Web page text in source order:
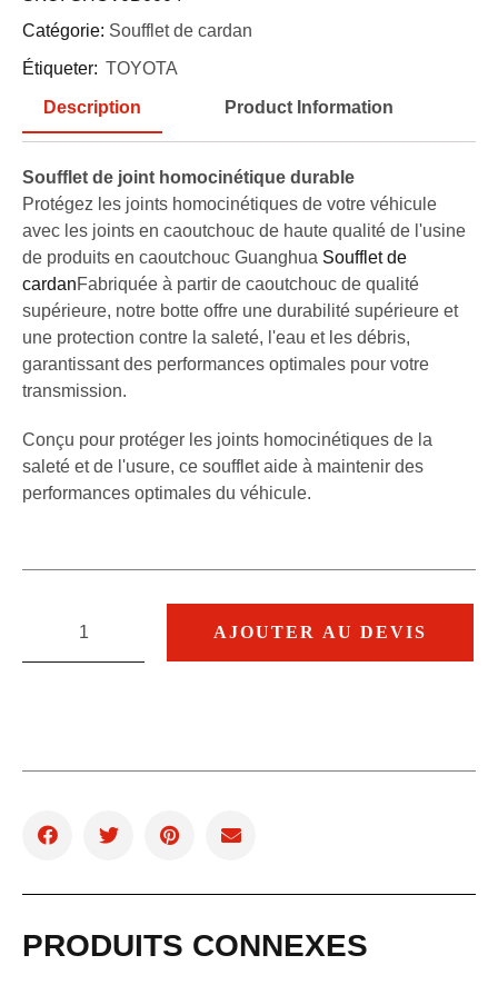
Catégorie: Soufflet de cardan
Étiqueter: TOYOTA
Description Product Information
Soufflet de joint homocinétique durable
Protégez les joints homocinétiques de votre véhicule
avec les joints en caoutchouc de haute qualité de l'usine
de produits en caoutchouc Guanghua Soufflet de
cardanFabriquée à partir de caoutchouc de qualité
supérieure, notre botte offre une durabilité supérieure et
une protection contre la saleté, l'eau et les débris,
garantissant des performances optimales pour votre
transmission.
Conçu pour protéger les joints homocinétiques de la
saleté et de l'usure, ce soufflet aide à maintenir des
performances optimales du véhicule.
AJOUTER AU DEVIS
PRODUITS CONNEXES